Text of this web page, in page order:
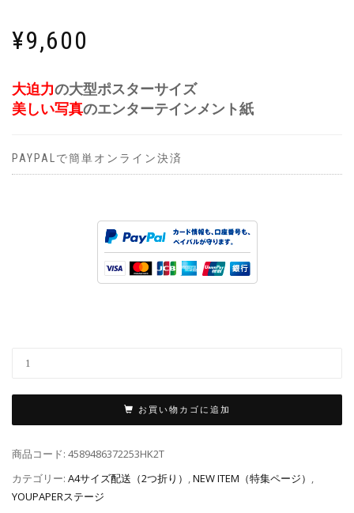
¥9,600
大迫力の大型ポスターサイズ
美しい写真のエンターテインメント紙
PAYPALで簡単オンライン決済
お買い物カゴに追加
商品コード: 4589486372253HK2T
カテゴリー: A4サイズ配送（2つ折り） ,NEW ITEM（特集ページ） ,
YOUPAPERステージ